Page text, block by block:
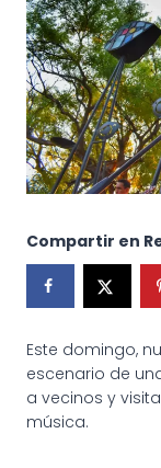
Compartir en
Este domingo,
escenario de
a vecinos y
música.